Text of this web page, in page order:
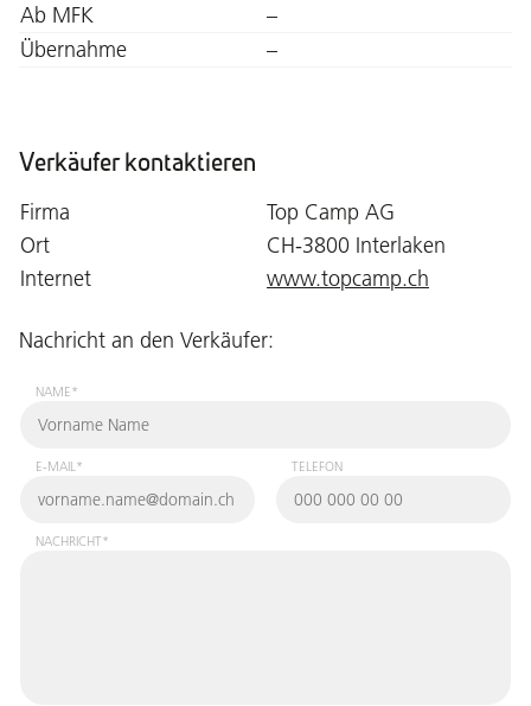
Ab MFK
–
Übernahme
–
Verkäufer kontaktieren
Firma
Top Camp AG
Ort
CH-3800 Interlaken
Internet
www.topcamp.ch
Nachricht an den Verkäufer:
NAME*
E-MAIL* TELEFON
NACHRICHT*